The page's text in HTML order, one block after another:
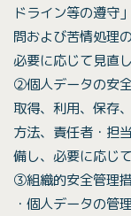
ドライン等の遵守
問および苦情処理
必要に応じて見直
②個人データの安
取得、利用、保存
方法、責任者・担
備し、必要に応じ
③組織的安全管理
・個人データの管